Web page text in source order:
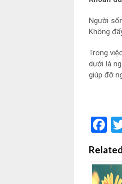
Người
Không
Trong
dưới là
giúp đỡ